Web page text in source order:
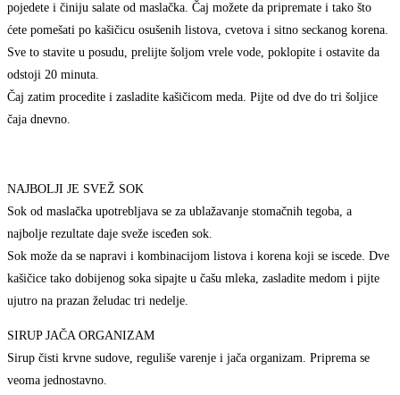
pojedete i činiju salate od maslačka. Čaj možete da pripremate i tako što
ćete pomešati po kašičicu osušenih listova, cvetova i sitno seckanog korena.
Sve to stavite u posudu, prelijte šoljom vrele vode, poklopite i ostavite da
odstoji 20 minuta.
Čaj zatim procedite i zasladite kašičicom meda. Pijte od dve do tri šoljice
čaja dnevno.
NAJBOLJI JE SVEŽ SOK
Sok od maslačka upotrebljava se za ublažavanje stomačnih tegoba, a
najbolje rezultate daje sveže isceđen sok.
Sok može da se napravi i kombinacijom listova i korena koji se iscede. Dve
kašičice tako dobijenog soka sipajte u čašu mleka, zasladite medom i pijte
ujutro na prazan želudac tri nedelje.
SIRUP JAČA ORGANIZAM
Sirup čisti krvne sudove, reguliše varenje i jača organizam. Priprema se
veoma jednostavno.